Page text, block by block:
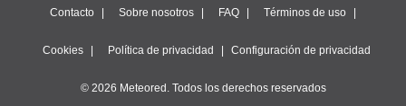
Contacto Sobre nosotros FAQ Términos de uso
Cookies Política de privacidad Configuración de privacidad
© 2026 Meteored. Todos los derechos reservados